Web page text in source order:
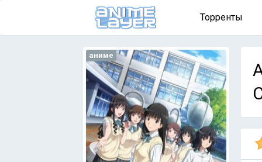
Торренты
аниме